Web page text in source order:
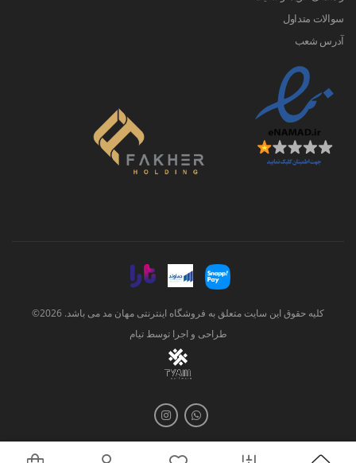
سوالات متداول
آدرس شعب
کلیه حقوق این سایت متعلق به فروشگاه اینترنتی مهان مد می باشد. 2026©
طراحی و اجرا توسطتیام